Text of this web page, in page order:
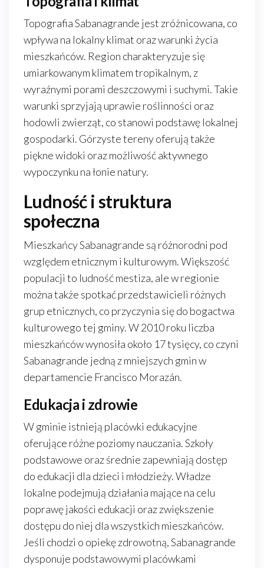
Topografia Sabanagrande jest zróżnicowana, co
wpływa na lokalny klimat oraz warunki życia
mieszkańców. Region charakteryzuje się
umiarkowanym klimatem tropikalnym, z
wyraźnymi porami deszczowymi i suchymi. Takie
warunki sprzyjają uprawie roślinności oraz
hodowli zwierząt, co stanowi podstawę lokalnej
gospodarki. Górzyste tereny oferują także
piękne widoki oraz możliwość aktywnego
wypoczynku na łonie natury.
Ludność i struktura
społeczna
Mieszkańcy Sabanagrande są różnorodni pod
względem etnicznym i kulturowym. Większość
populacji to ludność mestiza, ale w regionie
można także spotkać przedstawicieli różnych
grup etnicznych, co przyczynia się do bogactwa
kulturowego tej gminy. W 2010 roku liczba
mieszkańców wynosiła około 17 tysięcy, co czyni
Sabanagrande jedną z mniejszych gmin w
departamencie Francisco Morazán.
Edukacja i zdrowie
W gminie istnieją placówki edukacyjne
oferujące różne poziomy nauczania. Szkoły
podstawowe oraz średnie zapewniają dostęp
do edukacji dla dzieci i młodzieży. Władze
lokalne podejmują działania mające na celu
poprawę jakości edukacji oraz zwiększenie
dostępu do niej dla wszystkich mieszkańców.
Jeśli chodzi o opiekę zdrowotną, Sabanagrande
dysponuje podstawowymi placówkami